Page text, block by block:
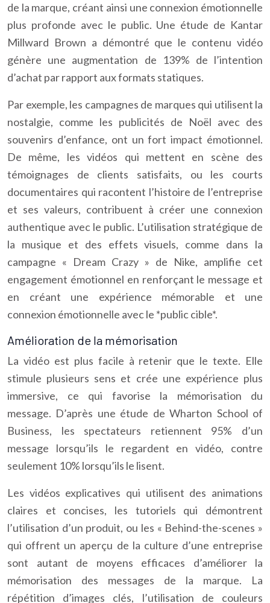
de la marque, créant ainsi une connexion émotionnelle
plus profonde avec le public. Une étude de Kantar
Millward Brown a démontré que le contenu vidéo
génère une augmentation de 139% de l’intention
d’achat par rapport aux formats statiques.
Par exemple, les campagnes de marques qui utilisent la
nostalgie, comme les publicités de Noël avec des
souvenirs d’enfance, ont un fort impact émotionnel.
De même, les vidéos qui mettent en scène des
témoignages de clients satisfaits, ou les courts
documentaires qui racontent l’histoire de l’entreprise
et ses valeurs, contribuent à créer une connexion
authentique avec le public. L’utilisation stratégique de
la musique et des effets visuels, comme dans la
campagne « Dream Crazy » de Nike, amplifie cet
engagement émotionnel en renforçant le message et
en créant une expérience mémorable et une
connexion émotionnelle avec le *public cible*.
Amélioration de la mémorisation
La vidéo est plus facile à retenir que le texte. Elle
stimule plusieurs sens et crée une expérience plus
immersive, ce qui favorise la mémorisation du
message. D’après une étude de Wharton School of
Business, les spectateurs retiennent 95% d’un
message lorsqu’ils le regardent en vidéo, contre
seulement 10% lorsqu’ils le lisent.
Les vidéos explicatives qui utilisent des animations
claires et concises, les tutoriels qui démontrent
l’utilisation d’un produit, ou les « Behind-the-scenes »
qui offrent un aperçu de la culture d’une entreprise
sont autant de moyens efficaces d’améliorer la
mémorisation des messages de la marque. La
répétition d’images clés, l’utilisation de couleurs